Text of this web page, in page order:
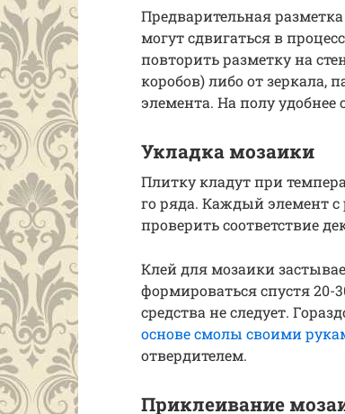
Предварительная
могут сдвигаться в
повторить разметку на
коробов) либо от зеркала,
элемента. На полу удобнее
Укладка мозаики
Плитку кладут при
го ряда. Каждый элемент
проверить соответствие
Клей для мозаики
формироваться спустя 20-
средства не следует.
основе смолы своими
отвердителем.
Приклеивание